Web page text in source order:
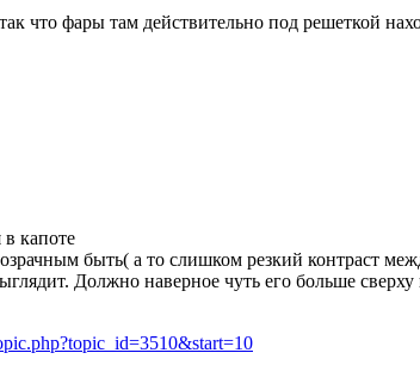
что фары там действительно под решеткой
капоте
быть( а то слишком резкий контраст
Должно наверное чуть его больше сверху